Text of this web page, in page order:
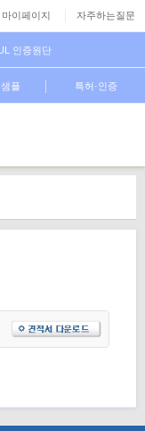
마이페이지 자주하는질문
인증원단
플 특허·인증